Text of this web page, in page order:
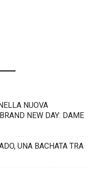
NUOVA
NEW DAY: DAME
UNA BACHATA TRA